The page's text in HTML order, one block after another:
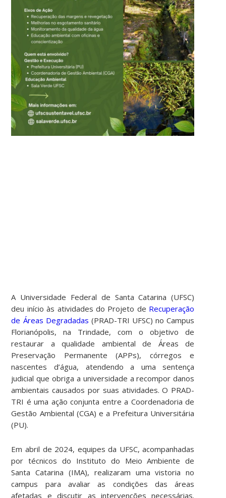
A Universidade Federal de Santa Catarina (UFSC)
deu início às atividades do Projeto de Recuperação
de Áreas Degradadas (PRAD-TRI UFSC) no Campus
Florianópolis, na Trindade, com o objetivo de
restaurar a qualidade ambiental de Áreas de
Preservação Permanente (APPs), córregos e
nascentes d’água, atendendo a uma sentença
judicial que obriga a universidade a recompor danos
ambientais causados por suas atividades. O PRAD-
TRI é uma ação conjunta entre a Coordenadoria de
Gestão Ambiental (CGA) e a Prefeitura Universitária
(PU).
Em abril de 2024, equipes da UFSC, acompanhadas
por técnicos do Instituto do Meio Ambiente de
Santa Catarina (IMA), realizaram uma vistoria no
campus para avaliar as condições das áreas
afetadas e discutir as intervenções necessárias.